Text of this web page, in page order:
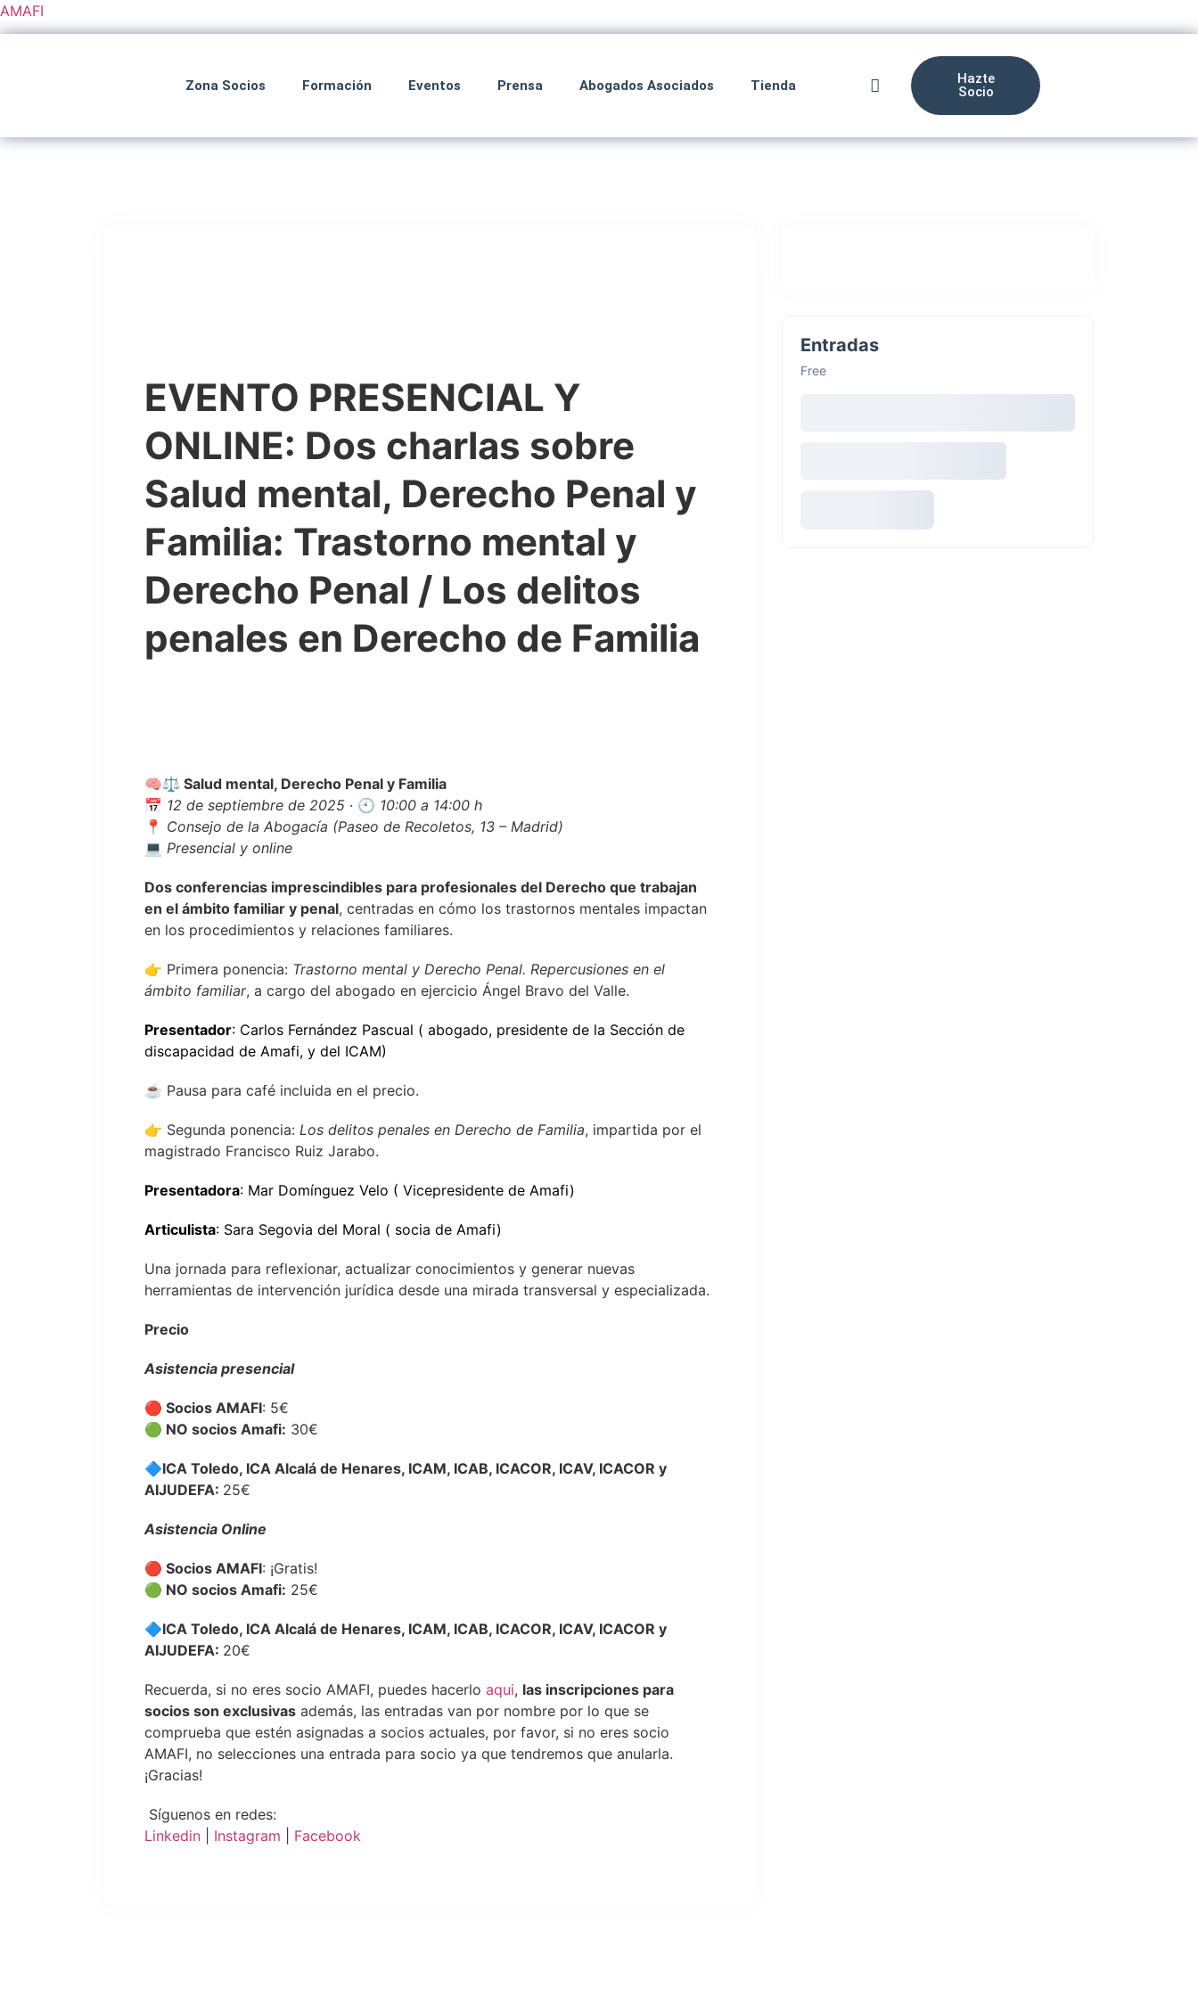
AMAFI
Zona Socios Formación Eventos Prensa Abogados Asociados Tienda
Hazte
Socio
EVENTO PRESENCIAL Y
ONLINE: Dos charlas sobre
Salud mental, Derecho Penal y
Familia: Trastorno mental y
Derecho Penal / Los delitos
penales en Derecho de Familia
🧠⚖️ Salud mental, Derecho Penal y Familia
📅 12 de septiembre de 2025 · 🕙 10:00 a 14:00 h
📍 Consejo de la Abogacía (Paseo de Recoletos, 13 – Madrid)
💻 Presencial y online
Dos conferencias imprescindibles para profesionales del Derecho que trabajan
en el ámbito familiar y penal, centradas en cómo los trastornos mentales impactan
en los procedimientos y relaciones familiares.
👉 Primera ponencia: Trastorno mental y Derecho Penal. Repercusiones en el
ámbito familiar, a cargo del abogado en ejercicio Ángel Bravo del Valle.
Presentador: Carlos Fernández Pascual ( abogado, presidente de la Sección de
discapacidad de Amafi, y del ICAM)
☕ Pausa para café incluida en el precio.
👉 Segunda ponencia: Los delitos penales en Derecho de Familia, impartida por el
magistrado Francisco Ruiz Jarabo.
Presentadora: Mar Domínguez Velo ( Vicepresidente de Amafi)
Articulista: Sara Segovia del Moral ( socia de Amafi)
Una jornada para reflexionar, actualizar conocimientos y generar nuevas
herramientas de intervención jurídica desde una mirada transversal y especializada.
Precio
Asistencia presencial
🔴 Socios AMAFI: 5€
🟢 NO socios Amafi: 30€
🔷ICA Toledo, ICA Alcalá de Henares, ICAM, ICAB, ICACOR, ICAV, ICACOR y
AIJUDEFA: 25€
Asistencia Online
🔴 Socios AMAFI: ¡Gratis!
🟢 NO socios Amafi: 25€
🔷ICA Toledo, ICA Alcalá de Henares, ICAM, ICAB, ICACOR, ICAV, ICACOR y
AIJUDEFA: 20€
Recuerda, si no eres socio AMAFI, puedes hacerlo aqui, las inscripciones para
socios son exclusivas además, las entradas van por nombre por lo que se
comprueba que estén asignadas a socios actuales, por favor, si no eres socio
AMAFI, no selecciones una entrada para socio ya que tendremos que anularla.
¡Gracias!
Síguenos en redes:
Linkedin
Instagram Facebook
Entradas
Free